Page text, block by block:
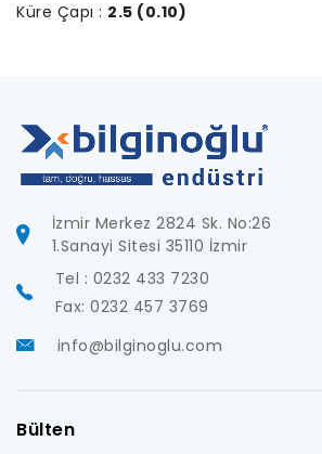
Küre Çapı : 2.5 (0.10)
İzmir Merkez 2824 Sk. No:26
1.Sanayi Sitesi 35110 İzmir
Tel : 0232 433 7230
Fax: 0232 457 3769
info@bilginoglu.com
Bülten